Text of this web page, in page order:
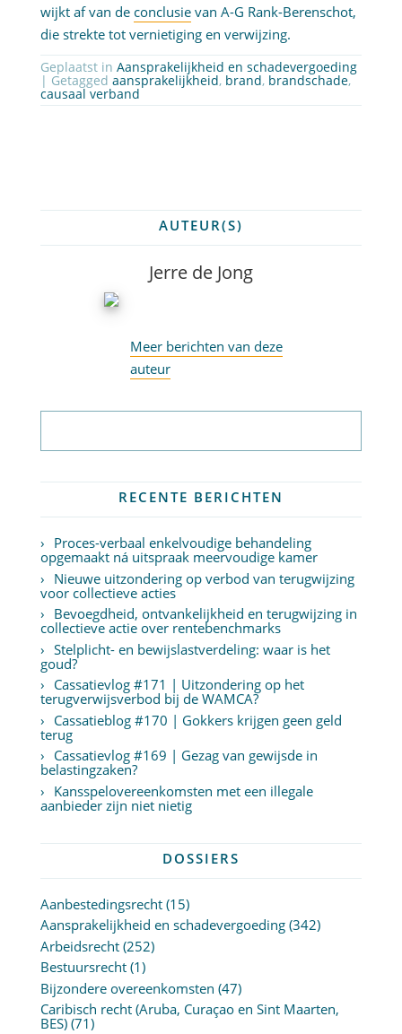
wijkt af van de conclusievan A-G Rank-Berenschot,
die strekte tot vernietiging en verwijzing.
Geplaatst in Aansprakelijkheid en schadevergoeding
| Getagged aansprakelijkheid, brand, brandschade,
causaal verband
AUTEUR(S)
Jerre de Jong
Meer berichten van deze
auteur
RECENTE BERICHTEN
Proces-verbaal enkelvoudige behandeling
opgemaakt ná uitspraak meervoudige kamer
Nieuwe uitzondering op verbod van terugwijzing
voor collectieve acties
Bevoegdheid, ontvankelijkheid en terugwijzing in
collectieve actie over rentebenchmarks
Stelplicht- en bewijslastverdeling: waar is het
goud?
Cassatievlog #171 | Uitzondering op het
terugverwijsverbod bij de WAMCA?
Cassatieblog #170 | Gokkers krijgen geen geld
terug
Cassatievlog #169 | Gezag van gewijsde in
belastingzaken?
Kansspelovereenkomsten met een illegale
aanbieder zijn niet nietig
DOSSIERS
Aanbestedingsrecht(15)
Aansprakelijkheid en schadevergoeding(342)
Arbeidsrecht(252)
Bestuursrecht(1)
Bijzondere overeenkomsten (47)
Caribisch recht (Aruba, Curaçao en Sint Maarten,
BES)(71)